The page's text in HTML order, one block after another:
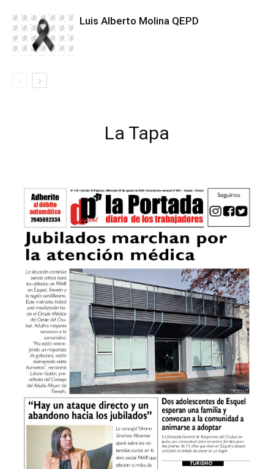
Luis Alberto Molina QEPD
La Tapa